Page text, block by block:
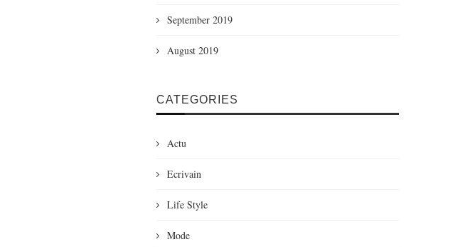
September 2019
August 2019
CATEGORIES
Actu
Ecrivain
Life Style
Mode